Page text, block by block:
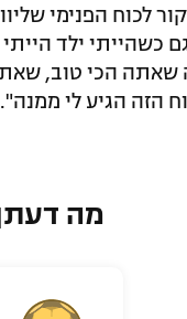
לכוח הפנימי
כשהייתי ילד
שאתה הכי טוב,
הזה הגיע לי ממנה".
מה